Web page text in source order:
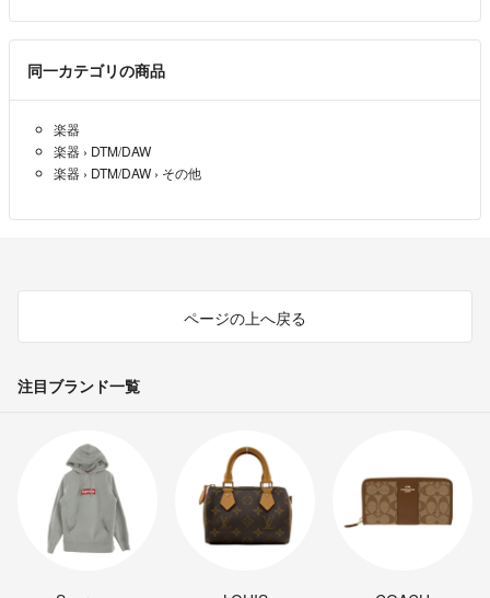
・こちらの商品は店頭、他ECサイトでも販売しております。販売後の
商品情報の削除は迅速を心掛けておりますが、万一ご注文後に売り切れ
の場合は誠に申し訳ございませんがご容赦ください。
＝＝＝＝＝＝＝＝＝＝＝＝＝＝
▼適格請求書発行事業者登録番号
T8011701003943
https://fril.jp/ts/official/law/smm/#return_policy
同一カテゴリの商品
楽器
楽器 › DTM/DAW
楽器 › DTM/DAW › その他
ページの上へ戻る
注目ブランド一覧